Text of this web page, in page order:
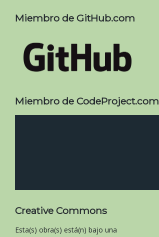
Miembro de GitHub.com
Miembro de CodeProject.com
Creative Commons
Esta(s) obra(s) está(n) bajo una